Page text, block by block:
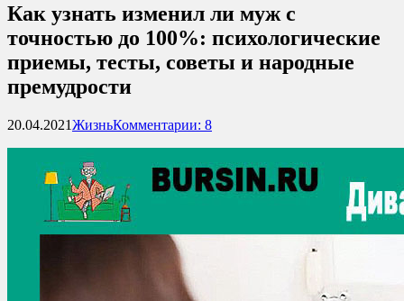
Как узнать изменил ли муж с
точностью до 100%: психологические
приемы, тесты, советы и народные
премудрости
20.04.2021ЖизньКомментарии: 8